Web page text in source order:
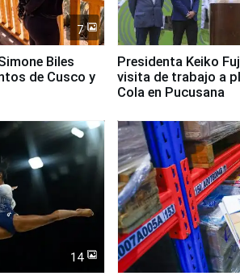
7
Biles
de Cusco y
Presidenta Keiko
visita de trabajo a
Cola en Pucusana
14